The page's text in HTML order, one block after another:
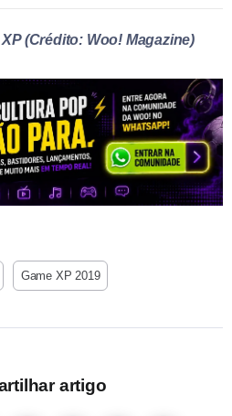
(Crédito: Woo! Magazine)
Game XP 2019
artigo